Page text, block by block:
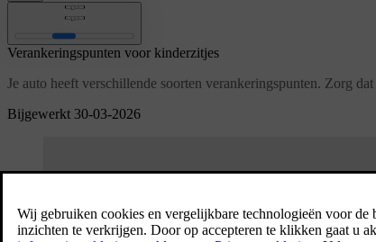
Bijgewerkt 30-03-2026
Verankeringspunten voor kinderzitjes
Je auto heeft verschillende soorten verankeringspunten. Zorg